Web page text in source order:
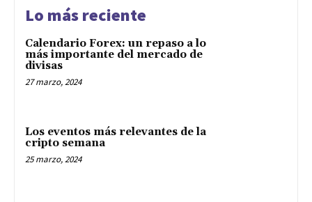
Lo más reciente
Calendario Forex: un repaso a lo
más importante del mercado de
divisas
27 marzo, 2024
Los eventos más relevantes de la
cripto semana
25 marzo, 2024